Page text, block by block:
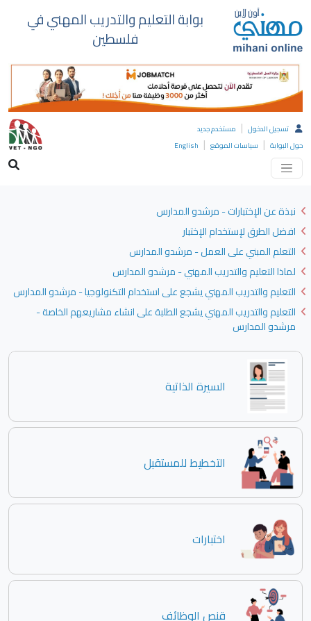
بوابة التعليم والتدريب المهني في
فلسطين
تسجيل الدخول | مستخدم جديد
حول البوابة | سياسات الموقع |
English
نبذة عن الإختبارات - مرشدو المدارس
افضل الطرق لإستخدام الإختبار
التعلم المبني على العمل - مرشدو المدارس
لماذا التعليم والتدريب المهني - مرشدو المدارس
التعليم والتدريب المهني يشجع على استخدام التكنولوجيا - مرشدو المدارس
التعليم والتدريب المهني يشجع الطلبة على انشاء مشاريعهم الخاصة -
مرشدو المدارس
السيرة الذاتية
التخطيط للمستقبل
اختبارات
قنص الوظائف